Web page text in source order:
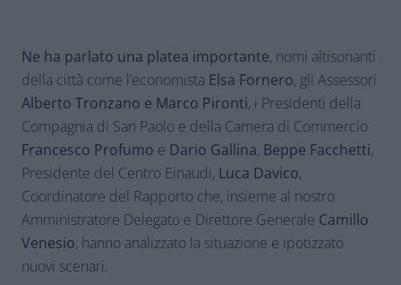
Ne ha parlato una platea importante, nomi altisonanti
della città come l’economista Elsa Fornero, gli Assessori
Alberto Tronzano e Marco Pironti, i Presidenti della
Compagnia di San Paolo e della Camera di Commercio
Francesco Profumo e Dario Gallina, Beppe Facchetti,
Presidente del Centro Einaudi, Luca Davico,
Coordinatore del Rapporto che, insieme al nostro
Amministratore Delegato e Direttore Generale Camillo
Venesio, hanno analizzato la situazione e ipotizzato
nuovi scenari.